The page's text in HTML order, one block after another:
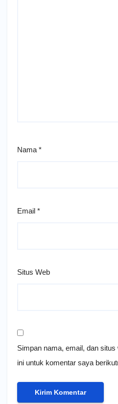
Nama *
Email *
Situs Web
Simpan nama, email, dan
ini untuk komentar saya